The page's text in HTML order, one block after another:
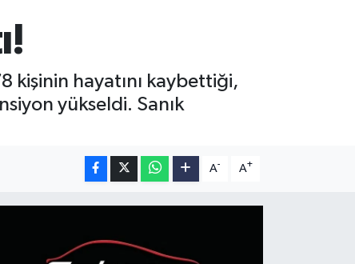
kişinin hayatını kaybettiği,
yükseldi. Sanık
A- A+